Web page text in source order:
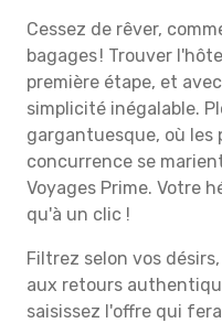
Cessez de rêver,
bagages ! Trouver
première étape, et
simplicité inégalable.
gargantuesque, où
concurrence se
Voyages Prime. Votre
qu'à un clic !
Filtrez selon vos
aux retours
saisissez l'offre qui